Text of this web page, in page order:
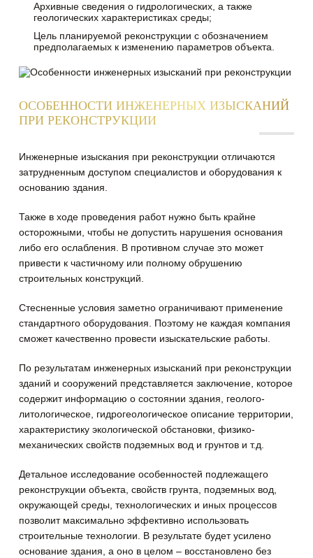
Архивные сведения о гидрологических, а также
геологических характеристиках среды;
Цель планируемой реконструкции с обозначением
предполагаемых к изменению параметров объекта.
ОСОБЕННОСТИ ИНЖЕНЕРНЫХ ИЗЫСКАНИЙ
ПРИ РЕКОНСТРУКЦИИ
Инженерные изыскания при реконструкции отличаются
затрудненным доступом специалистов и оборудования к
основанию здания.
Также в ходе проведения работ нужно быть крайне
осторожными, чтобы не допустить нарушения основания
либо его ослабления. В противном случае это может
привести к частичному или полному обрушению
строительных конструкций.
Стесненные условия заметно ограничивают применение
стандартного оборудования. Поэтому не каждая компания
сможет качественно провести изыскательские работы.
По результатам инженерных изысканий при реконструкции
зданий и сооружений представляется заключение, которое
содержит информацию о состоянии здания, геолого-
литологическое, гидрогеологическое описание территории,
характеристику экологической обстановки, физико-
механических свойств подземных вод и грунтов и т.д.
Детальное исследование особенностей подлежащего
реконструкции объекта, свойств грунта, подземных вод,
окружающей среды, технологических и иных процессов
позволит максимально эффективно использовать
строительные технологии. В результате будет усилено
основание здания, а оно в целом – восстановлено без